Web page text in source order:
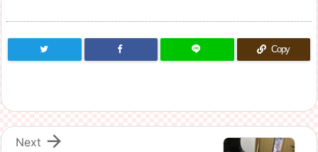
Copy

Next